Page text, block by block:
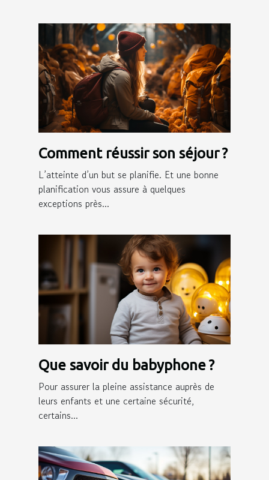
Comment réussir son séjour ?
L’atteinte d’un but se planifie. Et une bonne
planification vous assure à quelques
exceptions près...
Que savoir du babyphone ?
Pour assurer la pleine assistance auprès de
leurs enfants et une certaine sécurité,
certains...